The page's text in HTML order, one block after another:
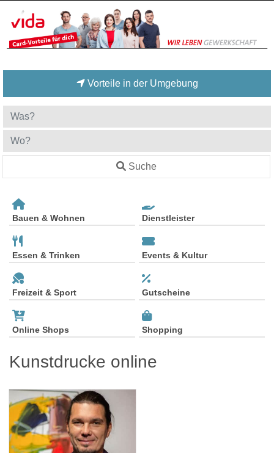
Vorteile in der Umgebung
Suche
Bauen & Wohnen Dienstleister
Essen & Trinken Events & Kultur
Freizeit & Sport Gutscheine
Online Shops Shopping
Kunstdrucke online